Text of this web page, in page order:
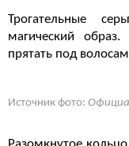
Трогательные
магический
прятать под
Источник фото: